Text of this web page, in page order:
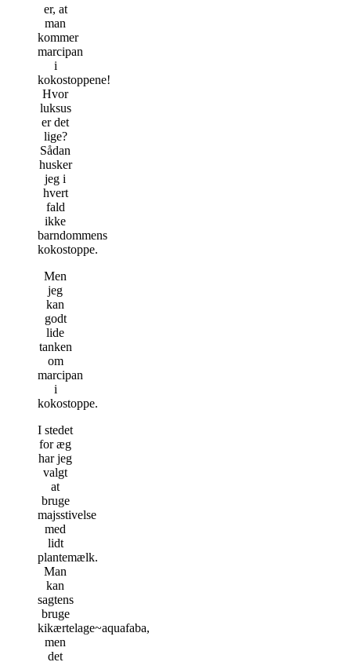
er, at
man
kommer
marcipan
i
kokostoppene!
Hvor
luksus
er det
lige?
Sådan
husker
jeg i
hvert
fald
ikke
barndommens
kokostoppe.
Men
jeg
kan
godt
lide
tanken
om
marcipan
i
kokostoppe.
I stedet
for æg
har jeg
valgt
at
bruge
majsstivelse
med
lidt
plantemælk.
Man
kan
sagtens
bruge
kikærtelage~aquafaba,
men
det